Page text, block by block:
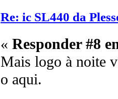
Re: ic SL440 da
« Responder #8
Mais logo à noite
o aqui.